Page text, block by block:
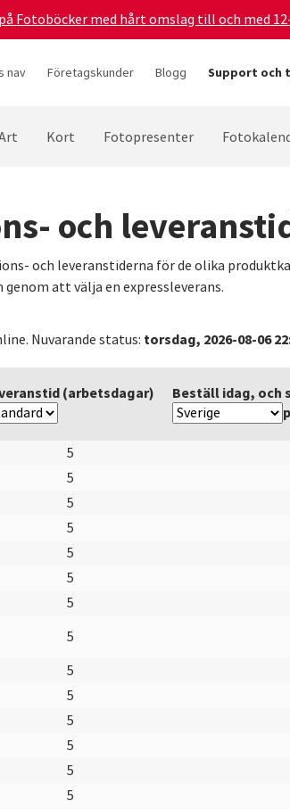
Fotoböcker med hårt omslag till och med
nav Företagskunder Blogg Support och
Kort Fotopresenter
och
och leveranstiderna för de olika
genom att välja en expressleverans.
Nuvarande status: torsdag, 2026-08-06
(arbetsdagar)
Beställ idag, och
5
5
5
5
5
5
5
5
5
5
5
5
5
5